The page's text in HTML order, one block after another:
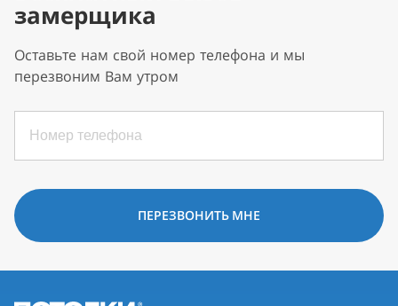
замерщика
Оставьте нам свой номер телефона и мы
перезвоним Вам утром
ПЕРЕЗВОНИТЬ МНЕ